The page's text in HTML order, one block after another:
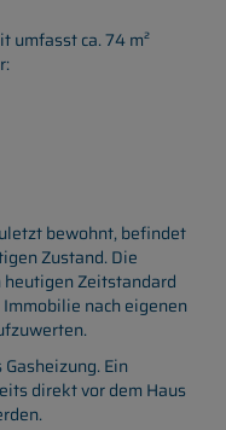
umfasst ca. 74 m²
bewohnt, befindet
Zustand. Die
Zeitstandard
nach eigenen
Ein
direkt vor dem Haus